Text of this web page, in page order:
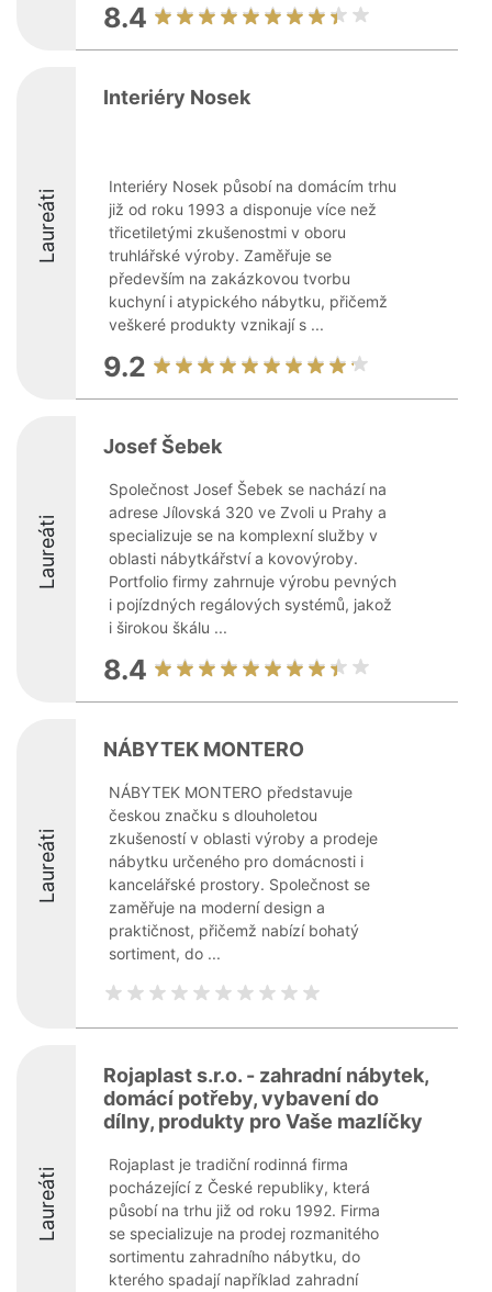
8.4
Laureáti
Interiéry Nosek
Interiéry Nosek působí na domácím trhu
již od roku 1993 a disponuje více než
třicetiletými zkušenostmi v oboru
truhlářské výroby. Zaměřuje se
především na zakázkovou tvorbu
kuchyní i atypického nábytku, přičemž
veškeré produkty vznikají s ...
9.2
Laureáti
Josef Šebek
Společnost Josef Šebek se nachází na
adrese Jílovská 320 ve Zvoli u Prahy a
specializuje se na komplexní služby v
oblasti nábytkářství a kovovýroby.
Portfolio firmy zahrnuje výrobu pevných
i pojízdných regálových systémů, jakož
i širokou škálu ...
8.4
Laureáti
NÁBYTEK MONTERO
NÁBYTEK MONTERO představuje
českou značku s dlouholetou
zkušeností v oblasti výroby a prodeje
nábytku určeného pro domácnosti i
kancelářské prostory. Společnost se
zaměřuje na moderní design a
praktičnost, přičemž nabízí bohatý
sortiment, do ...
Laureáti
Rojaplast s.r.o. - zahradní nábytek,
domácí potřeby, vybavení do
dílny, produkty pro Vaše mazlíčky
Rojaplast je tradiční rodinná firma
pocházející z České republiky, která
působí na trhu již od roku 1992. Firma
se specializuje na prodej rozmanitého
sortimentu zahradního nábytku, do
kterého spadají například zahradní